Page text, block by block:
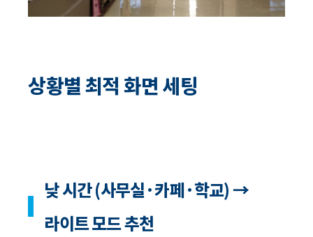
상황별 최적 화면 세팅
낮 시간 (사무실·카페·학교) →
라이트 모드 추천